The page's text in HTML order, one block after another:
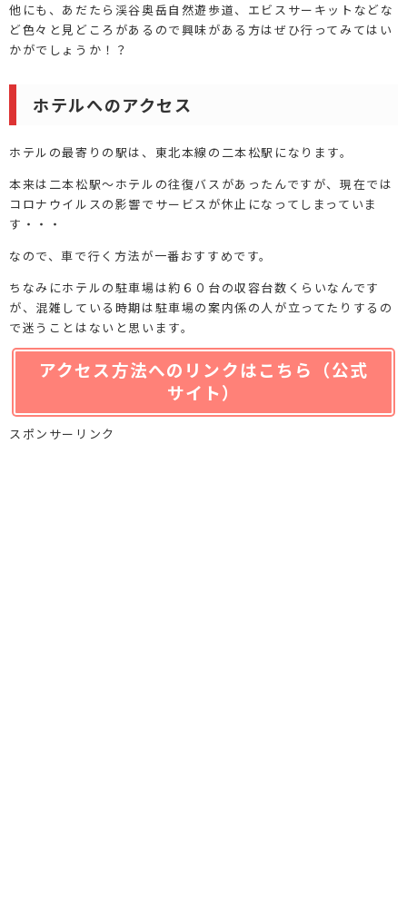
他にも、 あだたら渓谷奥岳自然遊歩道、エビスサーキットなどな
ど色々と見どころがあるので興味がある方はぜひ行ってみてはい
かがでしょうか！？
ホテルへのアクセス
ホテルの最寄りの駅は、東北本線の二本松駅になります。
本来は二本松駅～ホテルの往復バスがあったんですが、現在では
コロナウイルスの影響でサービスが休止になってしまっていま
す・・・
なので、車で行く方法が一番おすすめです。
ちなみにホテルの駐車場は約６０台の収容台数くらいなんです
が、混雑している時期は駐車場の案内係の人が立ってたりするの
で迷うことはないと思います。
アクセス方法へのリンクはこちら（公式
サイト）
スポンサーリンク